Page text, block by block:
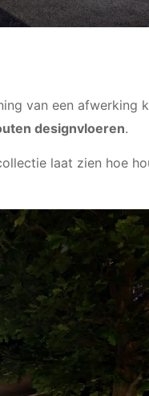
van een afwerking
designvloeren.
laat zien hoe